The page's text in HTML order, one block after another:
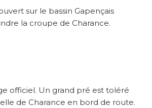
sur le bassin Gapençais
la croupe de Charance.
officiel. Un grand pré est toléré
de Charance en bord de route.